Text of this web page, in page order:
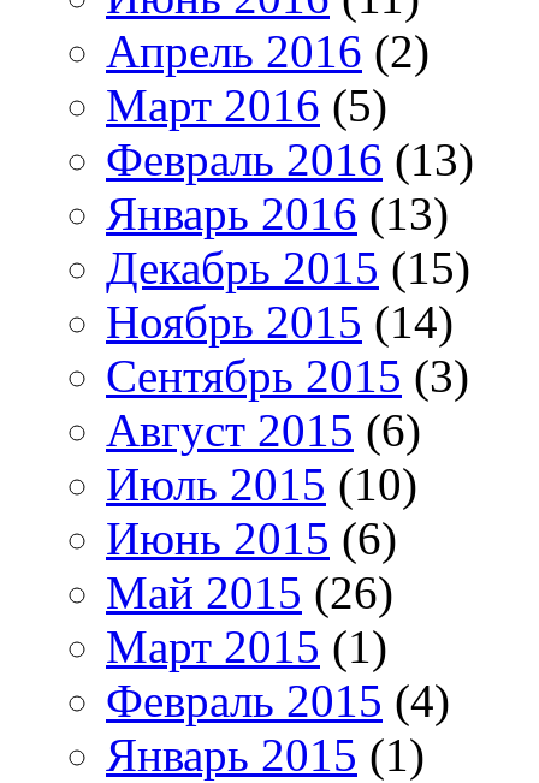
Апрель 2016 (2)
Март 2016 (5)
Февраль 2016 (13)
Январь 2016 (13)
Декабрь 2015 (15)
Ноябрь 2015 (14)
Сентябрь 2015 (3)
Август 2015 (6)
Июль 2015 (10)
Июнь 2015 (6)
Май 2015 (26)
Март 2015 (1)
Февраль 2015 (4)
Январь 2015 (1)